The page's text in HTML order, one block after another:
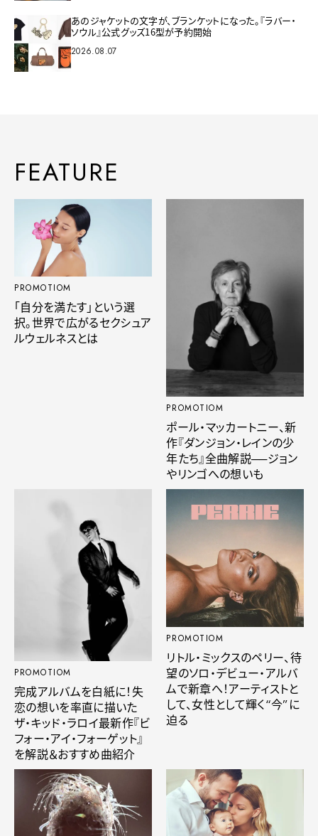
あのジャケットの文字が、ブランケットになった。『ラバー・
ソウル』公式グッズ16型が予約開始
2026.08.07
FEATURE
PROMOTIOM
「自分を満たす」という選
択。世界で広がるセクシュア
ルウェルネスとは
PROMOTIOM
ポール・マッカートニー、新
作『ダンジョン・レインの少
年たち』全曲解説──ジョン
やリンゴへの想いも
PROMOTIOM
完成アルバムを白紙に！失
恋の想いを率直に描いた
ザ・キッド・ラロイ最新作『ビ
フォー・アイ・フォーゲット』
を解説＆おすすめ曲紹介
PROMOTIOM
リトル・ミックスのペリー、待
望のソロ・デビュー・アルバ
ムで新章へ！アーティストと
して、女性として輝く“今”に
迫る